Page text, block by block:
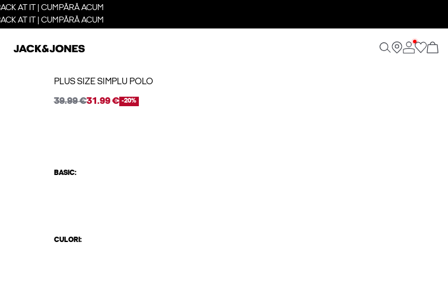
AT IT | CUMPĂRĂ ACUM
AT IT | CUMPĂRĂ ACUM
PLUS SIZE SIMPLU POLO
39.99 €31.99 € -20%
BASIC:
CULORI: